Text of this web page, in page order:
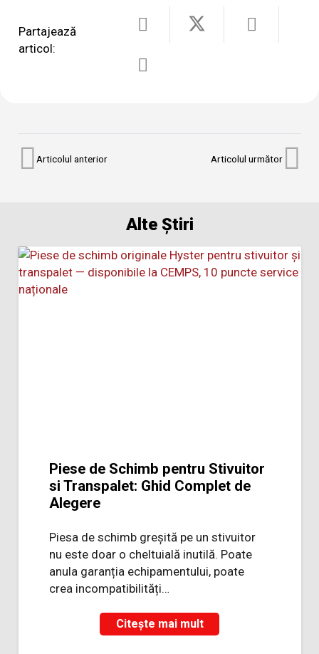
Partajează
articol:
Articolul anterior Articolul următor
Alte Știri
Piese de Schimb pentru Stivuitor
si Transpalet: Ghid Complet de
Alegere
Piesa de schimb greșită pe un stivuitor
nu este doar o cheltuială inutilă. Poate
anula garanția echipamentului, poate
crea incompatibilități…
Citește mai mult